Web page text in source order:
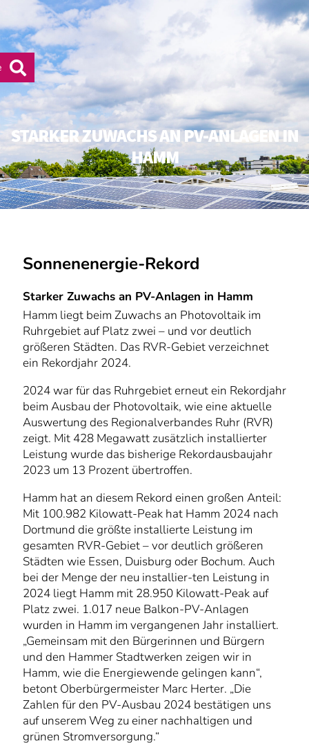
STARKER ZUWACHS AN PV-ANLAGEN IN
HAMM
Sonnenenergie-Rekord
Starker Zuwachs an PV-Anlagen in Hamm
Hamm liegt beim Zuwachs an Photovoltaik im
Ruhrgebiet auf Platz zwei – und vor deutlich
größeren Städten. Das RVR-Gebiet verzeichnet
ein Rekordjahr 2024.
2024 war für das Ruhrgebiet erneut ein Rekordjahr
beim Ausbau der Photovoltaik, wie eine aktuelle
Auswertung des Regionalverbandes Ruhr (RVR)
zeigt. Mit 428 Megawatt zusätzlich installierter
Leistung wurde das bisherige Rekordausbaujahr
2023 um 13 Prozent übertroffen.
Hamm hat an diesem Rekord einen großen Anteil:
Mit 100.982 Kilowatt-Peak hat Hamm 2024 nach
Dortmund die größte installierte Leistung im
gesamten RVR-Gebiet – vor deutlich größeren
Städten wie Essen, Duisburg oder Bochum. Auch
bei der Menge der neu installier-ten Leistung in
2024 liegt Hamm mit 28.950 Kilowatt-Peak auf
Platz zwei. 1.017 neue Balkon-PV-Anlagen
wurden in Hamm im vergangenen Jahr installiert.
„Gemeinsam mit den Bürgerinnen und Bürgern
und den Hammer Stadtwerken zeigen wir in
Hamm, wie die Energiewende gelingen kann“,
betont Oberbürgermeister Marc Herter. „Die
Zahlen für den PV-Ausbau 2024 bestätigen uns
auf unserem Weg zu einer nachhaltigen und
grünen Stromversorgung.“